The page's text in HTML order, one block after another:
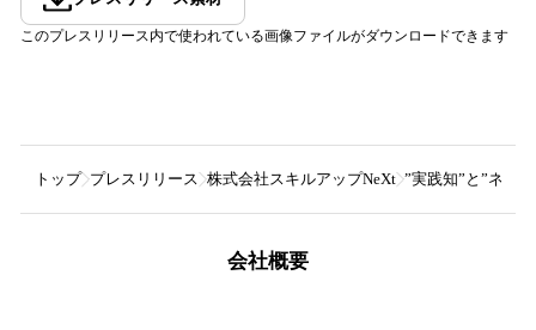
このプレスリリース内で使われている画像ファイルがダウンロードできます
トップ プレスリリース 株式会社スキルアップNeXt ”実践知”と”ネッ
会社概要